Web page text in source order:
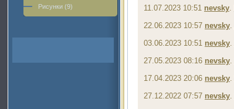
Рисунки (9)
11.07.2023 10:51 nevsky.
22.06.2023 10:57 nevsky.
03.06.2023 10:51 nevsky.
27.05.2023 08:16 nevsky.
17.04.2023 20:06 nevsky.
27.12.2022 07:57 nevsky.